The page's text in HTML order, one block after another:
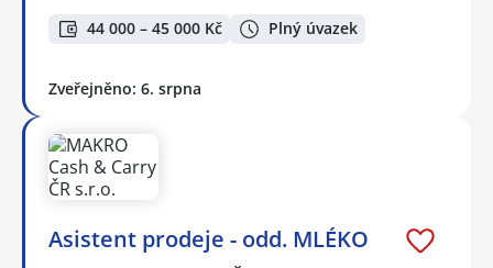
44 000 – 45 000 Kč Plný úvazek
Zveřejněno: 6. srpna
Asistent prodeje - odd. MLÉKO